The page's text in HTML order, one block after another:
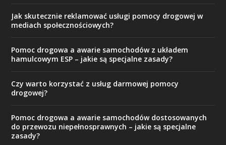
Jak skutecznie reklamować usługi pomocy drogowej w
mediach społecznościowych?
Pomoc drogowa a awarie samochodów z układem
hamulcowym ESP – jakie są specjalne zasady?
Czy warto korzystać z usług darmowej pomocy
drogowej?
Pomoc drogowa a awarie samochodów dostosowanych
do przewozu niepełnosprawnych – jakie są specjalne
zasady?